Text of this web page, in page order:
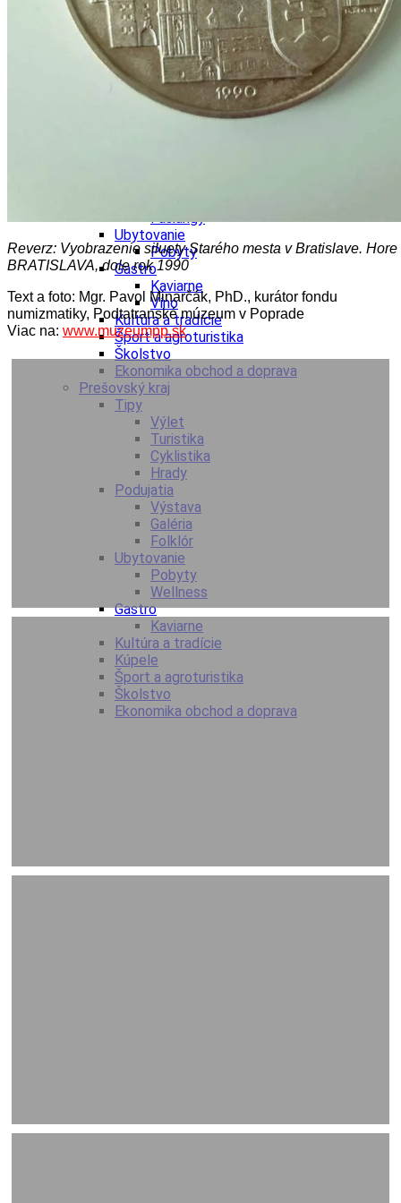
Ekonomika obchod a doprava
Košický kraj
Tipy
Výlet
Turistika
Cyklistika
Hrady
Fašiangy
Ubytovanie
Pobyty
Gastro
Kaviarne
Víno
Kultúra a tradície
Šport a agroturistika
Školstvo
Ekonomika obchod a doprava
Prešovský kraj
Tipy
Výlet
Turistika
Cyklistika
Hrady
Podujatia
Výstava
Galéria
Folklór
Ubytovanie
Pobyty
Wellness
Gastro
Kaviarne
Kultúra a tradície
Kúpele
Šport a agroturistika
Školstvo
Ekonomika obchod a doprava
Reverz: Vyobrazenie siluety Starého mesta v Bratislave. Hore
BRATISLAVA, dole rok 1990
Text a foto: Mgr. Pavol Minarčák, PhD., kurátor fondu
numizmatiky, Podtatranské múzeum v Poprade
Viac na: www.muzeumpp.sk